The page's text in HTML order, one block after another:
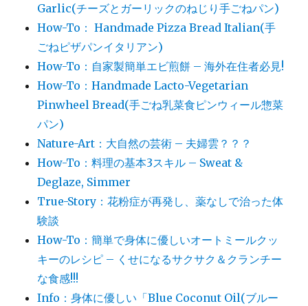
Garlic(チーズとガーリックのねじり手ごねパン)
How-To： Handmade Pizza Bread Italian(手
ごねピザパンイタリアン)
How-To：自家製簡単エビ煎餅 – 海外在住者必見!
How-To：Handmade Lacto-Vegetarian
Pinwheel Bread(手ごね乳菜食ピンウィール惣菜
パン)
Nature-Art：大自然の芸術 – 夫婦雲？？？
How-To：料理の基本3スキル – Sweat &
Deglaze, Simmer
True-Story：花粉症が再発し、薬なしで治った体
験談
How-To：簡単で身体に優しいオートミールクッ
キーのレシピ – くせになるサクサク＆クランチー
な食感!!!
Info：身体に優しい「Blue Coconut Oil(ブルー